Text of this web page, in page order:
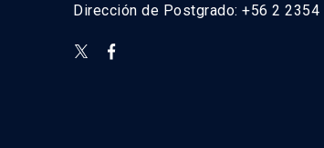
Dirección de Postgrado: +56 2 2354